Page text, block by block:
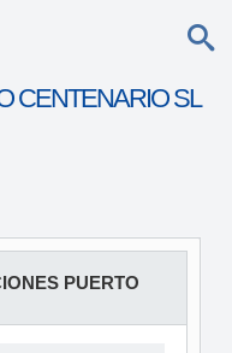
CENTENARIO SL
PUERTO